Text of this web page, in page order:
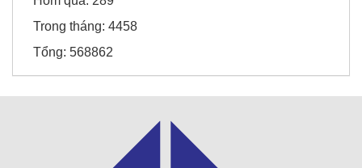
Trong tháng: 4458
Tổng: 568862